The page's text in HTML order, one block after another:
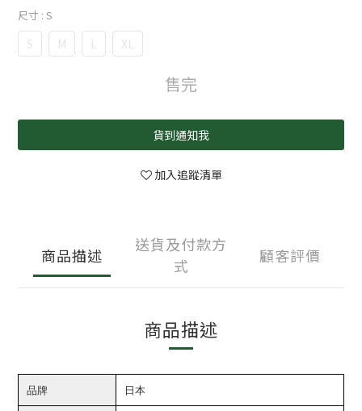
尺寸 : S
S M L XL
售完
貨到通知我
加入追蹤清單
商品描述
送貨及付款方
式
顧客評價
商品描述
品牌 日本